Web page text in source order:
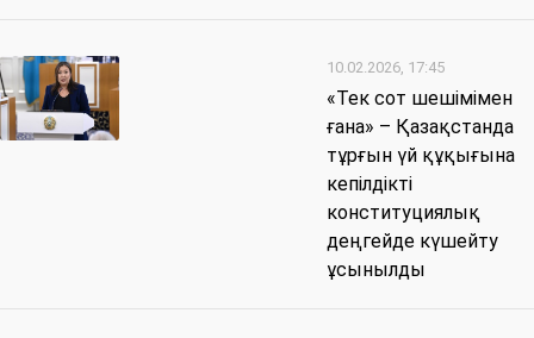
10.02.2026, 17:45
«Тек сот шешімімен
ғана» – Қазақстанда
тұрғын үй құқығына
кепілдікті
конституциялық
деңгейде күшейту
ұсынылды